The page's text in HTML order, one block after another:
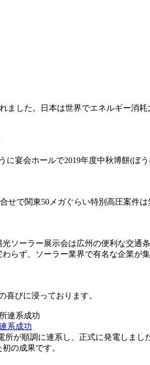
ました。日本は世界でエネルギー消
宴会ホールで2019年度中秋博餅(ぼう
で関東50メガぐらい特別高圧案件
ソーラー展示会は広州の便利な交
らず、ソーラー業界で有名な企業が集
喜びに浸っております。
系成功
が順調に連系し、正式に発電しま
の成果です。